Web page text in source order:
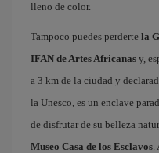
lleno de color.
Tampoco puedes perderte la
IFAN de Artes Africanas y,
a 3 km de la ciudad y
la Unesco, es un enclave
de disfrutar de su belleza
Museo Casa de los Esclavos.